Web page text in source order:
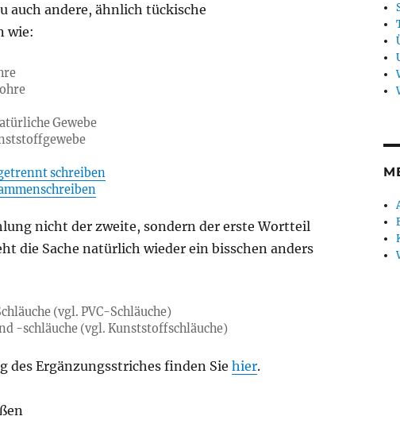
auch andere, ähnlich tückische
wie:
Gewebe
schreiben
nicht der zweite, sondern der erste Wortteil
die Sache natürlich wieder ein bisschen anders
(vgl. PVC-Schläuche)
-schläuche (vgl. Kunststoffschläuche)
des Ergänzungsstriches finden Sie hier.